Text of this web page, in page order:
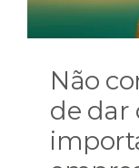
Não
de dar